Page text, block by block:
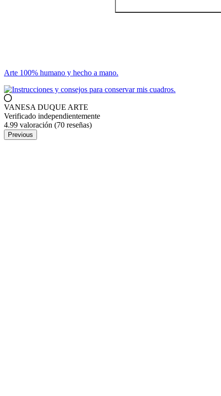
Arte 100% humano y hecho a mano.
VANESA DUQUE ARTE
Verificado independientemente
4.99 valoración (70 reseñas)
Previous